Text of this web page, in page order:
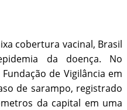
cobertura vacinal, Brasil
da doença. No
de Vigilância em
de sarampo, registrado
da capital em uma